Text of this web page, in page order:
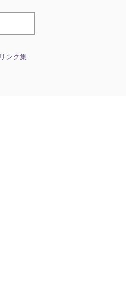
リンク集